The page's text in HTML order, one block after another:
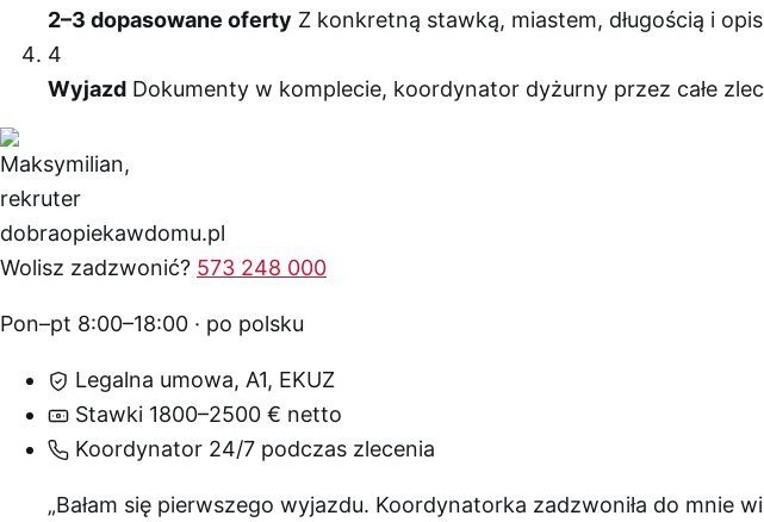
2–3 dopasowane oferty Z konkretną stawką, miastem, długością i
4
Wyjazd Dokumenty w komplecie, koordynator dyżurny przez całe
Wolisz zadzwonić? 573 248 000
Pon–pt 8:00–18:00 · po polsku
Legalna umowa, A1, EKUZ
Stawki 1800–2500 € netto
Koordynator 24/7 podczas zlecenia
„Bałam się pierwszego wyjazdu. Koordynatorka zadzwoniła do mnie